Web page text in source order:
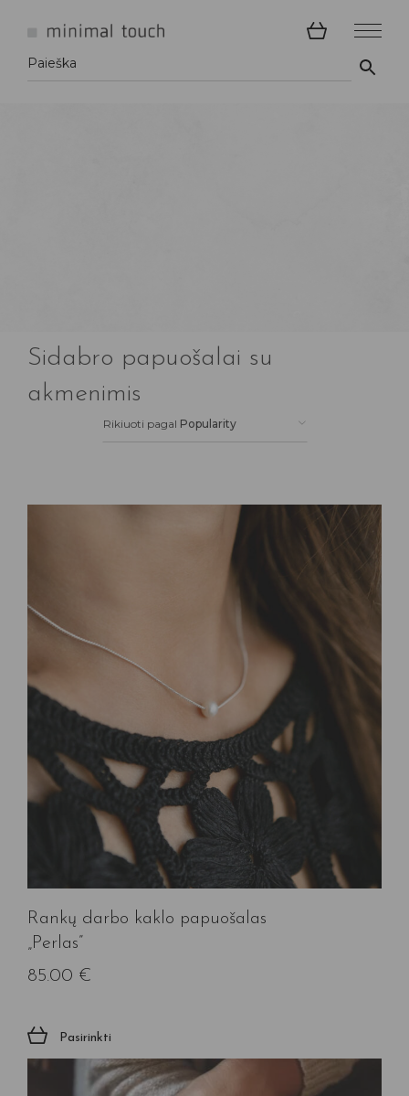
Sidabro papuošalai su
akmenimis
Rikiuoti pagal Popularity
Rankų darbo kaklo papuošalas
„Perlas”
85.00 €
Pasirinkti